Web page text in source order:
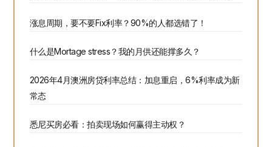
涨息周期，要不要Fix利率？90%的人都选错了！
什么是Mortage stress？我的月供还能撑多久？
2026年4月澳洲房贷利率总结：加息重启，6%利率成为新
常态
悉尼买房必看：拍卖现场如何赢得主动权？